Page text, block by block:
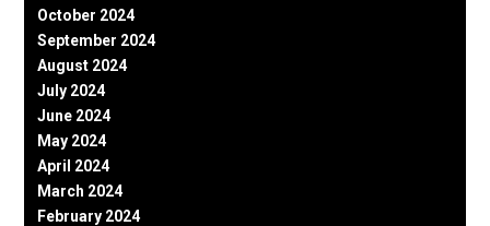
October 2024
September 2024
August 2024
July 2024
June 2024
May 2024
April 2024
March 2024
February 2024